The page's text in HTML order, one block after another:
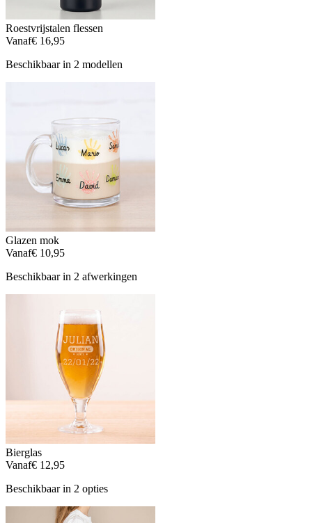
Roestvrijstalen flessen
Vanaf€ 16,95
Beschikbaar in 2 modellen
Glazen mok
Vanaf€ 10,95
Beschikbaar in 2 afwerkingen
Bierglas
Vanaf€ 12,95
Beschikbaar in 2 opties